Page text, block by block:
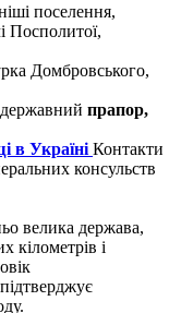
поселення,
Посполитої,
Домбровського,
прапор,
в Україні Контакти
консульств
велика держава,
кілометрів і